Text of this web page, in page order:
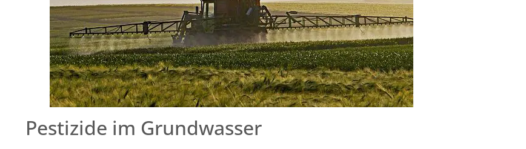
Pestizide im Grundwasser